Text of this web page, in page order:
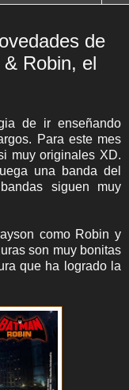
de
Robin, el
de ir enseñando
Para este mes
muy originales XD.
una banda del
siguen muy
como Robin y
son muy bonitas
que ha logrado la